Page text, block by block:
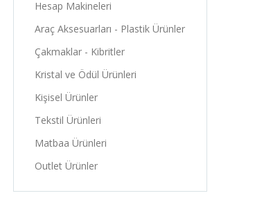
Hesap Makineleri
Araç Aksesuarları - Plastik Ürünler
Çakmaklar - Kibritler
Kristal ve Ödül Ürünleri
Kişisel Ürünler
Tekstil Ürünleri
Matbaa Ürünleri
Outlet Ürünler